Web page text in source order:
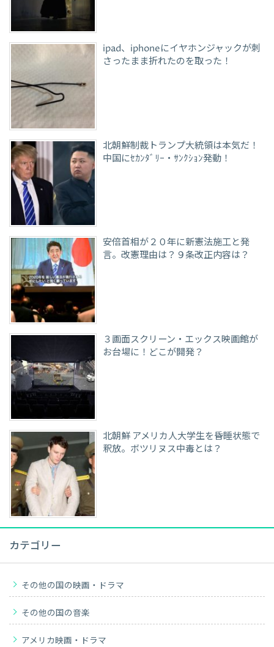
ipad、iphoneにイヤホンジャックが刺
さったまま折れたのを取った！
北朝鮮制裁トランプ大統領は本気だ！
中国にｾｶﾝﾀﾞﾘｰ・ｻﾝｸｼｮﾝ発動！
安倍首相が２０年に新憲法施工と発
言。改憲理由は？９条改正内容は？
３画面スクリーン・エックス映画館が
お台場に！どこが開発？
北朝鮮 アメリカ人大学生を昏睡状態で
釈放。ボツリヌス中毒とは？
カテゴリー
その他の国の映画・ドラマ
その他の国の音楽
アメリカ映画・ドラマ